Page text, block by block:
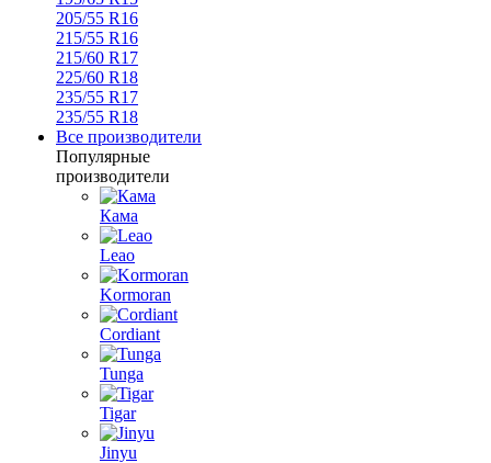
205/55 R16
215/55 R16
215/60 R17
225/60 R18
235/55 R17
235/55 R18
Все производители
Популярные
производители
Кама
Leao
Kormoran
Cordiant
Tunga
Tigar
Jinyu